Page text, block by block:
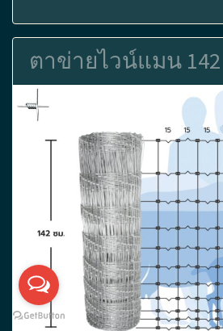
ตาข่ายไวน์แมน 142